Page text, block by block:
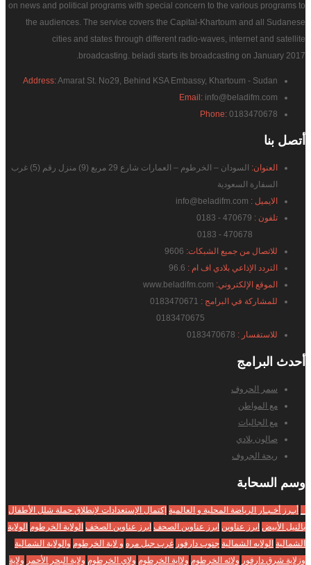
on news and political programs with special concern to the various programs to
the audiences. The service covers the Capital-Khartoum and all Sudanese
cities and states through different radio-waves, internet and satellite
broadcasting. beladi starts its broadcasting on January 2017.
Address:Amarat St. No29, Behind KSA Embassy, Khartoum - Sudan
Email: info@beladifm.com
Phone: 0183470678
أتصل بنا
العنوان:
السودان – الخرطوم – العمارات شارع 29 مربع (9) منزل رقم (5) غرب
السفارة السعودية
الايميل :
تلفون :
للاتصال من جميع الشبكات:
التردد الإذاعي بلادي اف ام :
الموقع الإلكتروني:
للمشاركة في البرامج :
للاستفسار :
أحدث البرامج
سمر الحروف
مع المواطن
مع الجاليات
صالون بلادي
ريحة الجروف
وسم السحابة
أبـرز أخـبـار الرياضة المحلية و العالمية إكتمال الإستعدادات لإنطلاق حملة شلل الأطفال
بالنيل الأبيض ابرز عناوين ابرز عناوين الصحف ابرز عناوين الصخف الولاية الخرطوم الولاية
الشمالية الولايه الشمالية جنوب دارفور غرب جبل مره و لاية الخرطوم والولاية الشمالية
وزلاية شرق دارفور ولائه الخرطوم ولااية الخرطوم ولاي الخرطوم ولاية البحر الأحمر ولاية